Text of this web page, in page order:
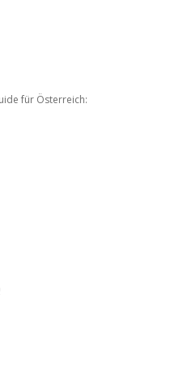
für Österreich: